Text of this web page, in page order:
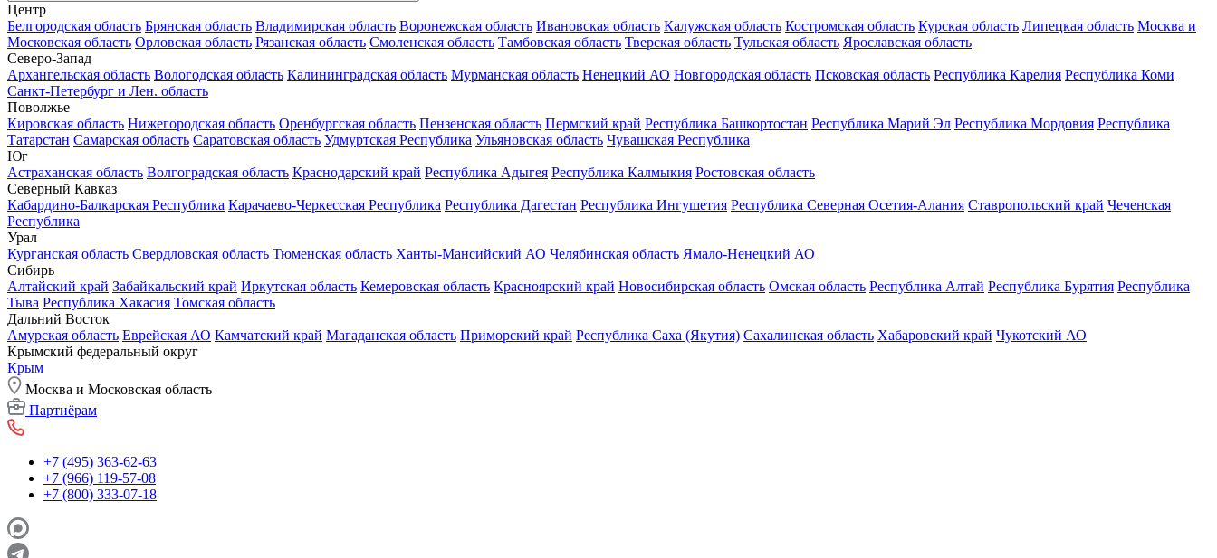
Центр
Белгородская область Брянская область Владимирская область Воронежская область Ивановская область Калужская область Костромская область Курская область Липецкая область Москва и
Московская область Орловская область Рязанская область Смоленская область Тамбовская область Тверская область Тульская область Ярославская область
Северо-Запад
Архангельская область Вологодская область Калининградская область Мурманская область Ненецкий АО Новгородская область Псковская область Республика Карелия Республика Коми
Санкт-Петербург и Лен. область
Поволжье
Кировская область Нижегородская область Оренбургская область Пензенская область Пермский край Республика Башкортостан Республика Марий Эл Республика Мордовия Республика
Татарстан Самарская область Саратовская область Удмуртская Республика Ульяновская область Чувашская Республика
Юг
Астраханская область Волгоградская область Краснодарский край Республика Адыгея Республика Калмыкия Ростовская область
Северный Кавказ
Кабардино-Балкарская Республика Карачаево-Черкесская Республика Республика Дагестан Республика Ингушетия Республика Северная Осетия-Алания Ставропольский край Чеченская
Республика
Урал
Курганская область Свердловская область Тюменская область Ханты-Мансийский АО Челябинская область Ямало-Ненецкий АО
Сибирь
Алтайский край Забайкальский край Иркутская область Кемеровская область Красноярский край Новосибирская область Омская область Республика Алтай Республика Бурятия Республика
Тыва Республика Хакасия Томская область
Дальний Восток
Амурская область Еврейская АО Камчатский край Магаданская область Приморский край Республика Саха (Якутия) Сахалинская область Хабаровский край Чукотский АО
Крымский федеральный округ
Крым
Москва и Московская область
Партнёрам
+7 (495) 363-62-63
+7 (966) 119-57-08
+7 (800) 333-07-18